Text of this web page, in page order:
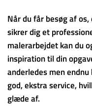
Når du får besøg af
sikrer dig et
malerarbejdet kan du
inspiration til din
anderledes men
god, ekstra service,
glæde af.